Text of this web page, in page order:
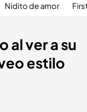
Nidito de amor
al ver a su
estilo